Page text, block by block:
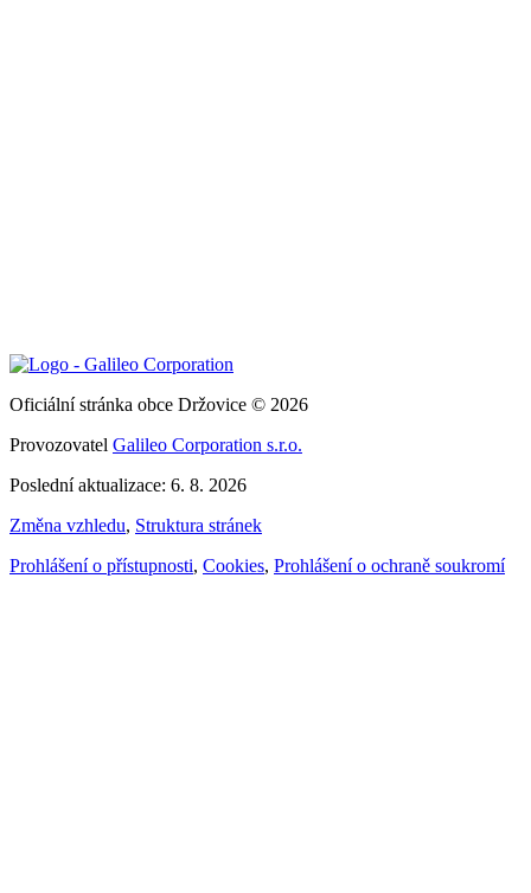
Oficiální stránka obce Držovice © 2026
Provozovatel Galileo Corporation s.r.o.
Poslední aktualizace: 6. 8. 2026
Změna vzhledu, Struktura stránek
Prohlášení o přístupnosti, Cookies, Prohlášení o ochraně soukromí